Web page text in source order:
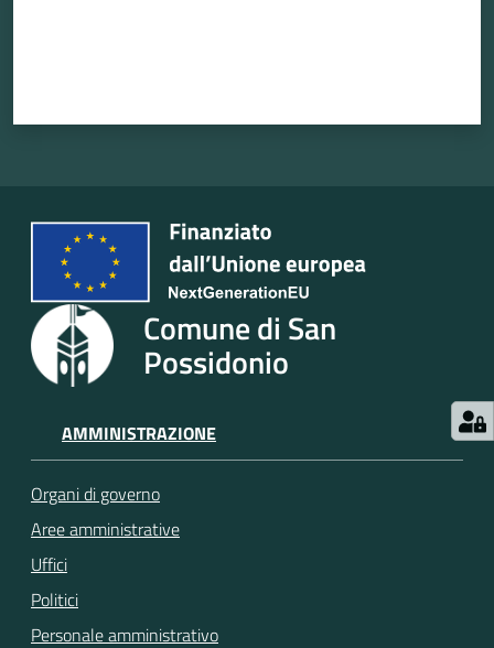
Comune di San
Possidonio
AMMINISTRAZIONE
Organi di governo
Aree amministrative
Uffici
Politici
Personale amministrativo